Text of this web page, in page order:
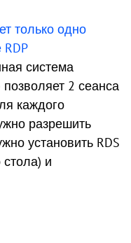
только одно
система
2 сеанса
каждого
разрешить
установить RDS
и